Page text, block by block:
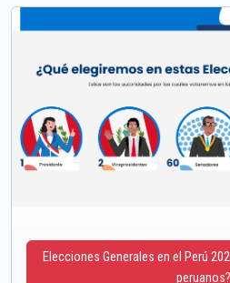
Elecciones Generales en el Perú
peruanos?